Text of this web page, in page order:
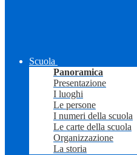
Scuola
Panoramica
Presentazione
I luoghi
Le persone
I numeri della scuola
Le carte della scuola
Organizzazione
La storia